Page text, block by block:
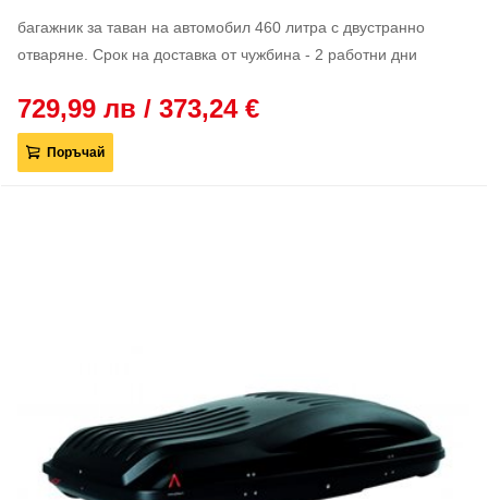
багажник за таван на автомобил 460 литра с двустранно
отваряне. Срок на доставка от чужбина - 2 работни дни
729,99 лв / 373,24 €
Поръчай